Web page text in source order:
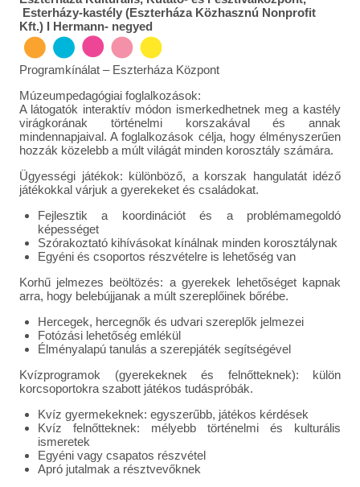
Esterházy-kastély (Eszterháza Közhasznú Nonprofit
Kft.) I Hermann- negyed
Programkínálat – Eszterháza Központ
Múzeumpedagógiai foglalkozások:
A látogatók interaktív módon ismerkedhetnek meg a kastély
virágkorának történelmi korszakával és annak
mindennapjaival. A foglalkozások célja, hogy élményszerűen
hozzák közelebb a múlt világát minden korosztály számára.
Ügyességi játékok: különböző, a korszak hangulatát idéző
játékokkal várjuk a gyerekeket és családokat.
Fejlesztik a koordinációt és a problémamegoldó
képességet
Szórakoztató kihívásokat kínálnak minden korosztálynak
Egyéni és csoportos részvételre is lehetőség van
Korhű jelmezes beöltözés: a gyerekek lehetőséget kapnak
arra, hogy belebújjanak a múlt szereplőinek bőrébe.
Hercegek, hercegnők és udvari szereplők jelmezei
Fotózási lehetőség emlékül
Élményalapú tanulás a szerepjáték segítségével
Kvízprogramok (gyerekeknek és felnőtteknek): külön
korcsoportokra szabott játékos tudáspróbák.
Kvíz gyermekeknek: egyszerűbb, játékos kérdések
Kvíz felnőtteknek: mélyebb történelmi és kulturális
ismeretek
Egyéni vagy csapatos részvétel
Apró jutalmak a résztvevőknek